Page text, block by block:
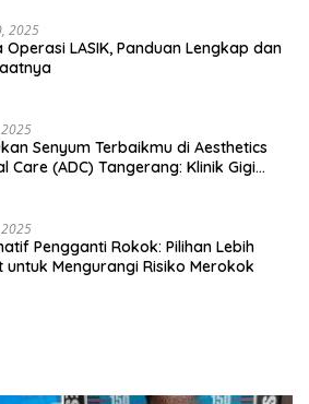
2025
Operasi LASIK, Panduan Lengkap dan
Senyum Terbaikmu di Aesthetics
Care (ADC) Tangerang: Klinik Gigi
Pengganti Rokok: Pilihan Lebih
untuk Mengurangi Risiko Merokok